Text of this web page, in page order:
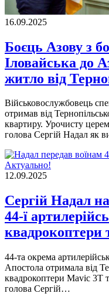
16.09.2025
Боєць Азову з
Іловайська до
житло від
Військовослужбовець
отримав від
квартиру. Урочисту
голова Сергій Надал як
Актуально!
12.09.2025
Сергій Надал
44-ї
квадрокоптери
44-та окрема
Апостола отримала від
квадрокоптери Mavic 3T
голова Сергій…